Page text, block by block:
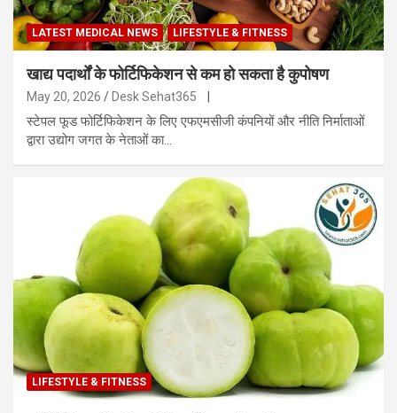
LATEST MEDICAL NEWS LIFESTYLE & FITNESS
खाद्य पदार्थों के फोर्टिफिकेशन से कम हो सकता है कुपोषण
May 20, 2026 Desk Sehat365
स्टेपल फूड फोर्टिफिकेशन के लिए एफएमसीजी कंपनियों और नीति निर्माताओं
द्वारा उद्योग जगत के नेताओं का…
LIFESTYLE & FITNESS